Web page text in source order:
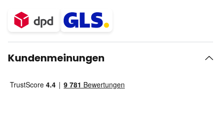
Kundenmeinungen